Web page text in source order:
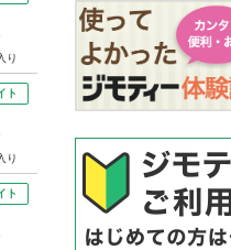
り
ト
り
ト